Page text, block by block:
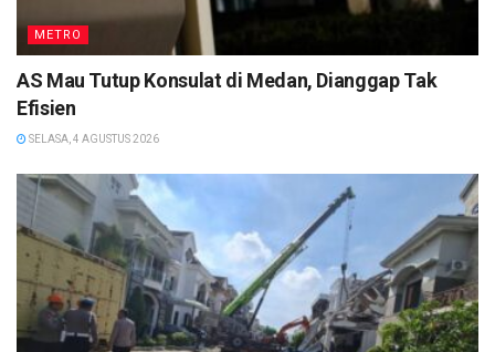
METRO
AS Mau Tutup Konsulat di Medan, Dianggap Tak
Efisien
SELASA, 4 AGUSTUS 2026